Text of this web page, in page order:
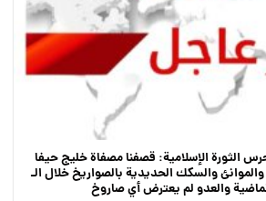
الثورة الإسلامية: قصفنا مصفاة خليج حيفا
والسكك الحديدية بالصواريخ خلال الـ